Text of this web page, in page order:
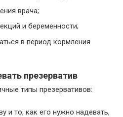
врача;
и беременности;
в период кормления
презерватив
типы презервативов:
и то, как его нужно надевать,